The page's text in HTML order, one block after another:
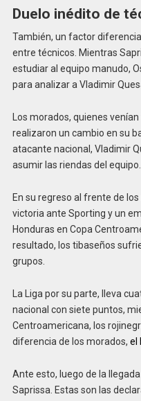
Duelo inédito de
También, un factor
entre técnicos. Mientras
estudiar al equipo manudo,
para analizar a Vladimir
Los morados, quienes
realizaron un cambio en su
atacante nacional, Vladimir
asumir las riendas del equipo.
En su regreso al frente de
victoria ante Sporting y un
Honduras en Copa
resultado, los tibaseños
grupos.
La Liga por su parte, lleva
nacional con siete puntos,
Centroamericana, los
diferencia de los morados, el
Ante esto, luego de la
Saprissa. Estas son las